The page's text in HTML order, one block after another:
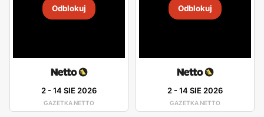
Odblokuj
2-14 SIE 2026
GAZETKA NETTO
Odblokuj
2-14 SIE 2026
GAZETKA NETTO